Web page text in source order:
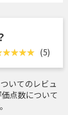
(5)
いてのレビュ
点数について